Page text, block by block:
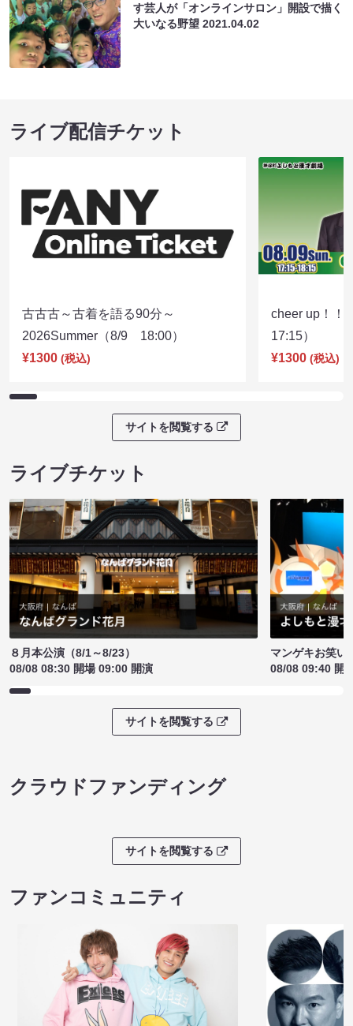
す芸人が「オンラインサロン」開設で描く
大いなる野望2021.04.02
ライブ配信チケット
古古古～古着を語る90分～
2026Summer（8/9 18:00）
¥1300 (税込)
cheer up！
17:15）
¥1300 (税込)
サイトを閲覧する
ライブチケット
８月本公演（8/1～8/23）
08/08 08:30 開場 09:00 開演
マンゲキお笑い
08/08 09:40 開
サイトを閲覧する
クラウドファンディング
サイトを閲覧する
ファンコミュニティ